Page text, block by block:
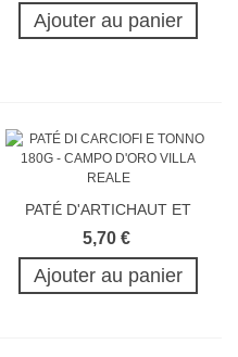
Ajouter au panier
PATÉ D'ARTICHAUT ET
THON 180G
5,70 €
Ajouter au panier